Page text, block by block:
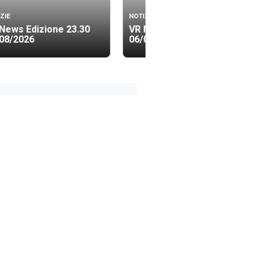
Edizione 23.30
2026
NOTIZIE
VR News Edizione 19.40
06/08/2026